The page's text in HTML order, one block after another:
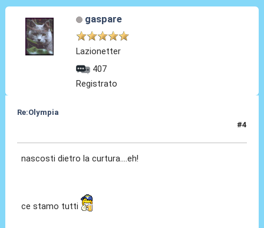
gaspare
Lazionetter
407
Registrato
Re:Olympia
#4
nascosti dietro la curtura....eh!
ce stamo tutti